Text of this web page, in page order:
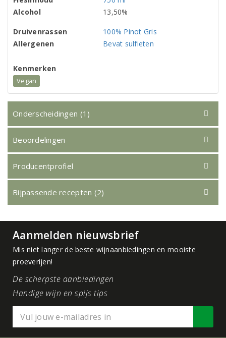
Alcohol
13,50%
Druivenrassen
100% Pinot Gris
Allergenen
Bevat sulfieten
Kenmerken
Vegan
Onderscheidingen (1)
Beoordelingen
Producentprofiel
Bijpassende recepten (2)
Aanmelden nieuwsbrief
Mis niet langer de beste wijnaanbiedingen en mooiste
proeverijen!
De scherpste aanbiedingen
Handige wijn en spijs tips